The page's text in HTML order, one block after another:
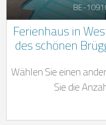
BE-
Ferienhaus in
des schönen
Aktivitäten
Wählen Sie einen
Sie die